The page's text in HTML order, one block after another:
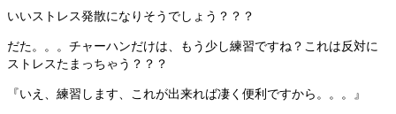
いいストレス発散になりそうでしょう？？？
だた。。。チャーハンだけは、もう少し練習ですね？これは反対に
ストレスたまっちゃう？？？
『いえ、練習します、これが出来れば凄く便利ですから。。。』